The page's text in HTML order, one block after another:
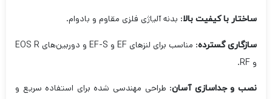
ساختار با کیفیت بالا: بدنه آلیاژی فلزی مقاوم و بادوام.
سازگاری گسترده
: مناسب برای لنزهای EF و EF-S و دوربین‌های EOS R
و RF.
نصب و جداسازی آسان: طراحی مهندسی شده برای استفاده سریع و